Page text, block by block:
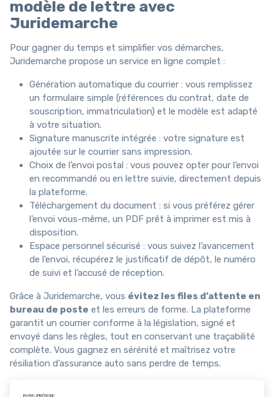
modèle de lettre avec
Juridemarche
Pour gagner du temps et simplifier vos démarches,
Juridemarche propose un service en ligne complet :
Génération automatique du courrier : vous remplissez
un formulaire simple (références du contrat, date de
souscription, immatriculation) et le modèle est adapté
à votre situation.
Signature manuscrite intégrée : votre signature est
ajoutée sur le courrier sans impression.
Choix de l’envoi postal : vous pouvez opter pour l’envoi
en recommandé ou en lettre suivie, directement depuis
la plateforme.
Téléchargement du document : si vous préférez gérer
l’envoi vous-même, un PDF prêt à imprimer est mis à
disposition.
Espace personnel sécurisé : vous suivez l’avancement
de l’envoi, récupérez le justificatif de dépôt, le numéro
de suivi et l’accusé de réception.
Grâce à Juridemarche, vous évitez les files d’attente en
bureau de poste et les erreurs de forme. La plateforme
garantit un courrier conforme à la législation, signé et
envoyé dans les règles, tout en conservant une traçabilité
complète. Vous gagnez en sérénité et maîtrisez votre
résiliation d’assurance auto sans perdre de temps.